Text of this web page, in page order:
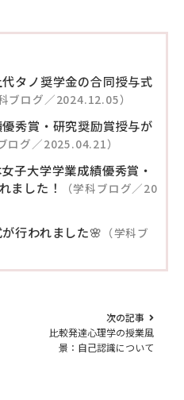
タノ奨学金の合同授与式
ブログ／2024.12.05）
秀賞・研究奨励賞授与が
ログ／2025.04.21）
子大学学業成績優秀賞・
ました！
（学科ブログ／20
行われました🌸 （学科ブ
次の記事
比較発達心理学の授業風
景：自己認識について